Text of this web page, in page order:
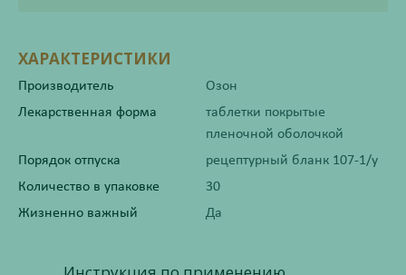
ХАРАКТЕРИСТИКИ
Производитель
Озон
Лекарственная форма
таблетки покрытые
пленочной оболочкой
Порядок отпуска
рецептурный бланк 107-1/у
Количество в упаковке
30
Жизненно важный
Да